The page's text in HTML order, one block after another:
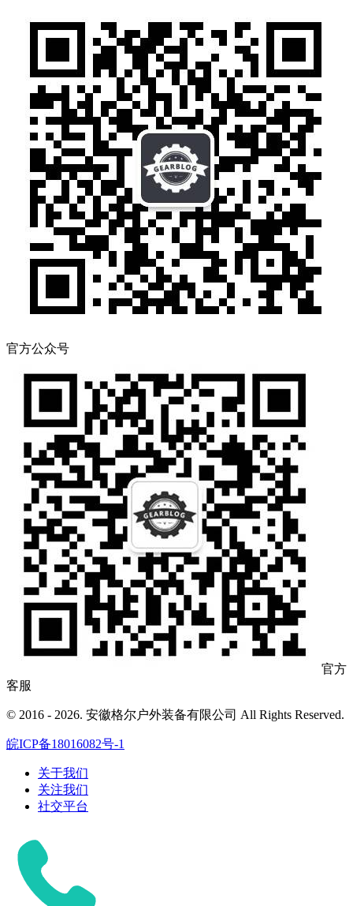
官方公众号
官方
客服
© 2016 - 2026. 安徽格尔户外装备有限公司 All Rights Reserved.
皖ICP备18016082号-1
关于我们
关注我们
社交平台